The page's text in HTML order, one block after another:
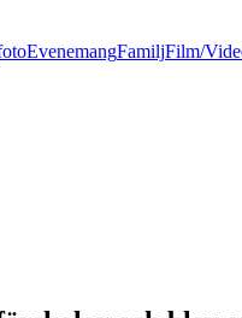
EvenemangFamiljFilm/